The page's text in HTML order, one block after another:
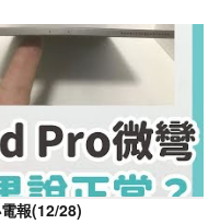
報(12/28)